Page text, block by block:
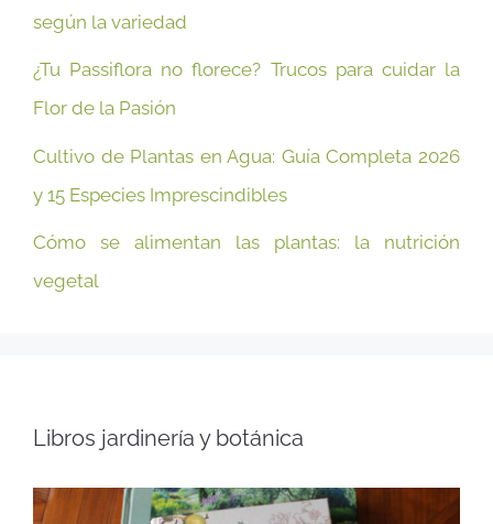
según la variedad
¿Tu Passiflora no florece? Trucos para cuidar la
Flor de la Pasión
Cultivo de Plantas en Agua: Guía Completa 2026
y 15 Especies Imprescindibles
Cómo se alimentan las plantas: la nutrición
vegetal
Libros jardinería y botánica